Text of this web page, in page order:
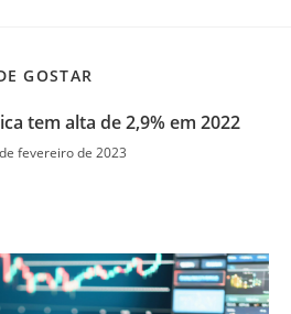
GOSTAR
tem alta de 2,9% em 2022
fevereiro de 2023